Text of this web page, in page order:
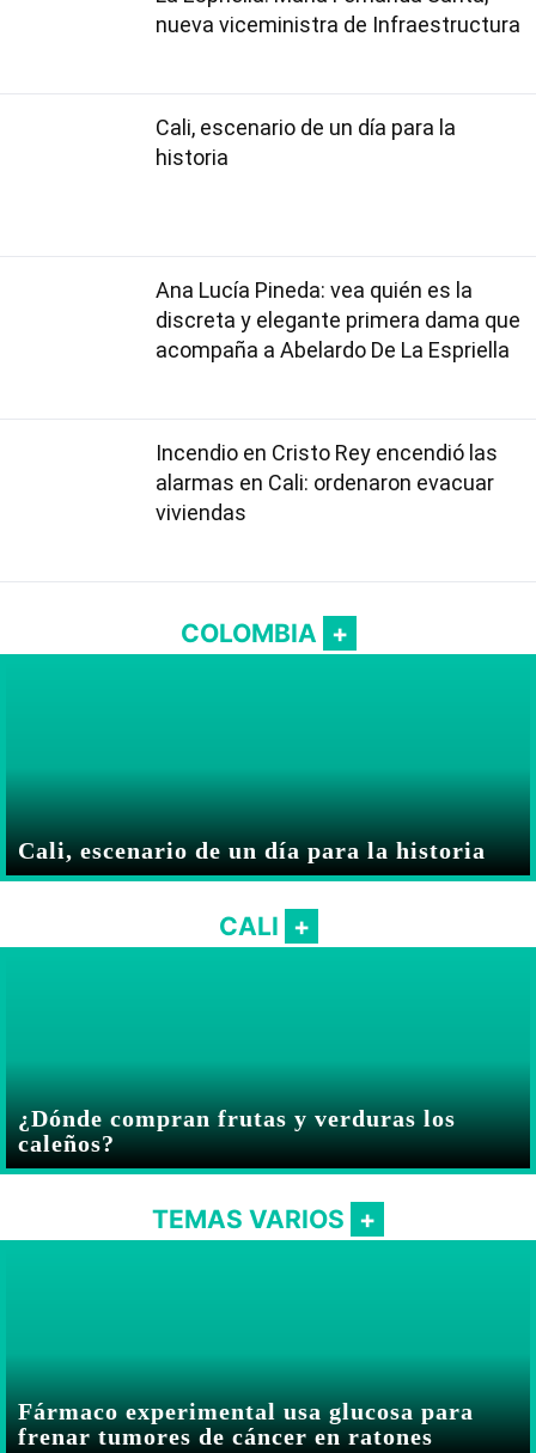
nueva viceministra de Infraestructura
Cali, escenario de un día para la
historia
Ana Lucía Pineda: vea quién es la
discreta y elegante primera dama que
acompaña a Abelardo De La Espriella
Incendio en Cristo Rey encendió las
alarmas en Cali: ordenaron evacuar
viviendas
COLOMBIA
Cali, escenario de un día para la historia
CALI
¿Dónde compran frutas y verduras los
caleños?
TEMAS VARIOS
Fármaco experimental usa glucosa para
frenar tumores de cáncer en ratones